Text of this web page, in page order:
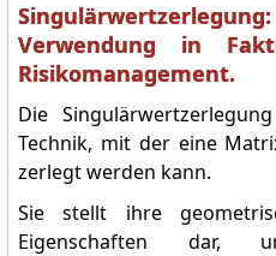
Verwendung in
Risikomanagement.
Die
Technik, mit der eine
zerlegt werden kann.
Sie stellt ihre
Eigenschaften dar,